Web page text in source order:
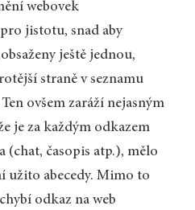
webovek
jistotu, snad aby
ještě jednou,
straně v seznamu
ovšem zaráží nejasným
je za každým odkazem
(chat, časopis atp.), mělo
užito abecedy. Mimo to
odkaz na web